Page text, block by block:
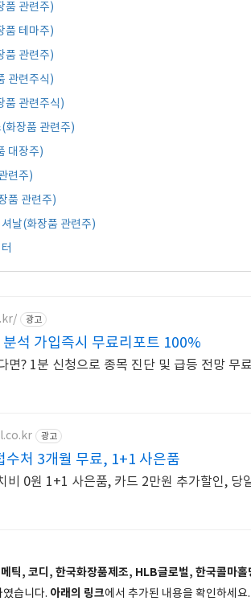
품 관련주)
품 테마주)
품 관련주)
관련주식)
품 관련주식)
화장품 관련주)
대장주)
련주)
품 관련주)
날(화장품 관련주)
광고
분석 가입즉시 무료리포트 100%
면? 1분 신청으로 종목 진단 및 급등 전망 무
광고
수처 3개월 무료, 1+1 사은품
비 0원 1+1 사은품, 카드 2만원 추가할인, 당
틱, 코디, 한국화장품제조, HLB글로벌, 한국콜마
였습니다. 아래의 링크에서 추가된 내용을 확인하세요.